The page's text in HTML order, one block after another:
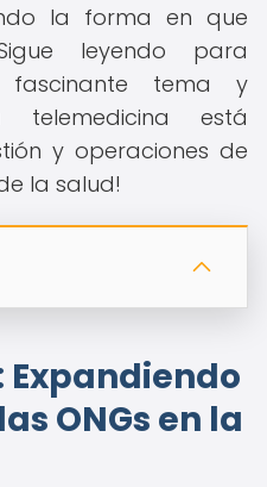
la forma en que
leyendo para
fascinante tema y
está
y operaciones de
la salud!
ONGs en la